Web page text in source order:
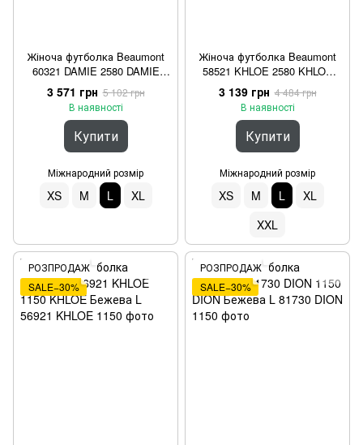
Жіноча футболка Beaumont
60321 DAMIE 2580 DAMIE
Різнокльорова L
3 571 грн 5 102 грн
В наявності
Купити
Міжнародний розмір
XS M L XL
Жіноча футболка Beaumont
58521 KHLOE 2580 KHLOE
Бежева L
3 139 грн 4 484 грн
В наявності
Купити
Міжнародний розмір
XS M L
XL
XXL
РОЗПРОДАЖ
SALE−30%
РОЗПРОДАЖ
SALE−30%